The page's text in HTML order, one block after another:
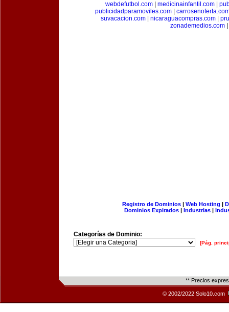
webdefutbol.com
medicinainfantil.com
publicidadparamoviles.com
suvacacion.com| nicaraguacompras.com|
zonademedios.com|
Registro de Dominios| Web Hosting |
Dominios Expirados | Industrias |
Categorías de Dominio:
[Pág.
** Precios
© 2002/2022 Solo10.com